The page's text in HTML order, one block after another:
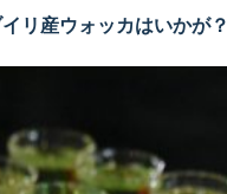
イリ産ウォッカはいかが？